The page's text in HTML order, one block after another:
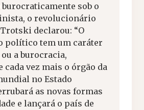
burocraticamente sob o
o revolucionário
declarou: “O
político tem um caráter
a burocracia,
cada vez mais o órgão da
no Estado
as novas formas
e lançará o país de